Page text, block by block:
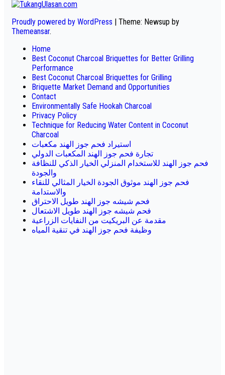
Proudly powered by WordPress | Theme: Newsup by
Themeansar.
Home
Best Coconut Charcoal Briquettes for Better Grilling
Performance
Best Coconut Charcoal Briquettes for Grilling
Briquette Market Demand and Opportunities
Contact
Environmentally Safe Hookah Charcoal
Privacy Policy
Technique for Reducing Water Content in Coconut
Charcoal
استيراد فحم جوز الهند مكعبات
تجارة فحم جوز الهند المكعبات الدولي
فحم جوز الهند للاستخدام المنزلي الخيار الذكي للنظافة
والجودة
فحم جوز الهند موثوق الجودة الخيار المثالي للنقاء
والاستدامة
فحم شيشه جوز الهند طويل الاحتراق
فحم شيشه جوز الهند طويل الاشتعال
مقدمة عن البريكيت من النفايات الزراعية
وظيفة فحم جوز الهند في تنقية المياه